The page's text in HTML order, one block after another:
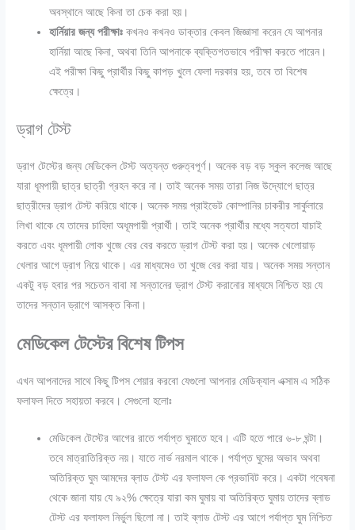
অবস্থানে আছে কিনা তা চেক করা হয়।
হার্নিয়ার জন্য পরীক্ষাঃ কখনও কখনও ডাক্তার কেবল জিজ্ঞাসা করেন যে আপনার
হার্নিয়া আছে কিনা,অথবা তিনি আপনাকে ব্যক্তিগতভাবে পরীক্ষা করতে পারেন।
এই পরীক্ষা কিছু প্রার্থীর কিছু কাপড় খুলে ফেলা দরকার হয়, তবে তা বিশেষ
ক্ষেত্রে।
ড্রাগ টেস্ট
ড্রাগ টেস্টের জন্য মেডিকেল টেস্ট অত্যন্ত গুরুত্বপূর্ণ। অনেক বড় বড় স্কুল কলেজ আছে
যারা ধূমপায়ী ছাত্র ছাত্রী গ্রহন করে না। তাই অনেক সময় তারা নিজ উদ্যোগে ছাত্র
ছাত্রীদের ড্রাগ টেস্ট করিয়ে থাকে। অনেক সময় প্রাইভেট কোম্পানির চাকরীর সার্কুলারে
লিখা থাকে যে তাদের চাহিদা অধূমপায়ী প্রার্থী। তাই অনেক প্রার্থীর মধ্যে সত্যতা যাচাই
করতে এবং ধূমপায়ী লোক খুজে বের বের করতে ড্রাগ টেস্ট করা হয়। অনেক খেলোয়াড়
খেলার আগে ড্রাগ নিয়ে থাকে। এর মাধ্যমেও তা খুজে বের করা যায়। অনেক সময় সন্তান
একটু বড় হবার পর সচেতন বাবা মা সন্তানের ড্রাগ টেস্ট করানোর মাধ্যমে নিশ্চিত হয় যে
তাদের সন্তান ড্রাগে আসক্ত কিনা।
মেডিকেল টেস্টের বিশেষ টিপস
এখন আপনাদের সাথে কিছু টিপস শেয়ার করবো যেগুলো আপনার মেডিক্যাল এক্সাম এ সঠিক
ফলাফল দিতে সহায়তা করবে। সেগুলো হলোঃ
মেডিকেল টেস্টের আগের রাতে পর্যাপ্ত ঘুমাতে হবে। এটি হতে পারে ৬-৮ ঘন্টা।
তবে মাত্রাতিরিক্ত নয়। যাতে নার্ভ নরমাল থাকে। পর্যাপ্ত ঘুমের অভাব অথবা
অতিরিক্ত ঘুম আমদের ব্লাড টেস্ট এর ফলাফল কে প্রভাবিট করে। একটা গবেষনা
থেকে জানা যায় যে ৯২% ক্ষেত্রে যারা কম ঘুমায় বা অতিরিক্ত ঘুমায় তাদের ব্লাড
টেস্ট এর ফলাফল নির্ভুল ছিলো না। তাই ব্লাড টেস্ট এর আগে পর্যাপ্ত ঘুম নিশ্চিত